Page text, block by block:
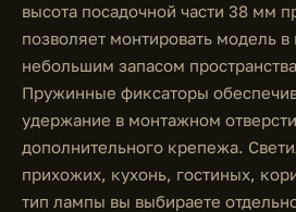
высота посадочной части 38 мм
позволяет монтировать модель в
небольшим запасом
Пружинные фиксаторы
удержание в монтажном
дополнительного крепежа.
прихожих, кухонь, гостиных,
тип лампы вы выбираете